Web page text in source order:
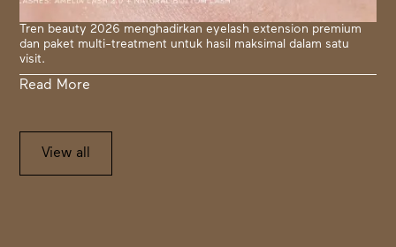
Tren beauty 2026 menghadirkan eyelash extension premium
dan paket multi-treatment untuk hasil maksimal dalam satu
visit.
Read More
View all